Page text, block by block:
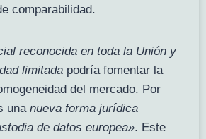
comparabilidad.
reconocida en toda la Unión y
limitadapodría fomentar la
del mercado. Por
una nueva forma jurídica
de datos europea». Este